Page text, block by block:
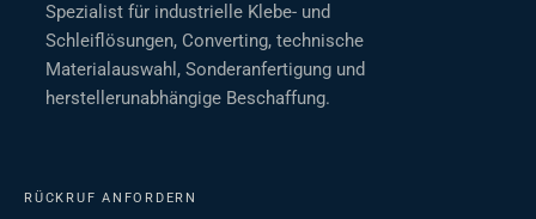
Spezialist für industrielle Klebe- und
Schleiflösungen, Converting, technische
Materialauswahl, Sonderanfertigung und
herstellerunabhängige Beschaffung.
RÜCKRUF ANFORDERN